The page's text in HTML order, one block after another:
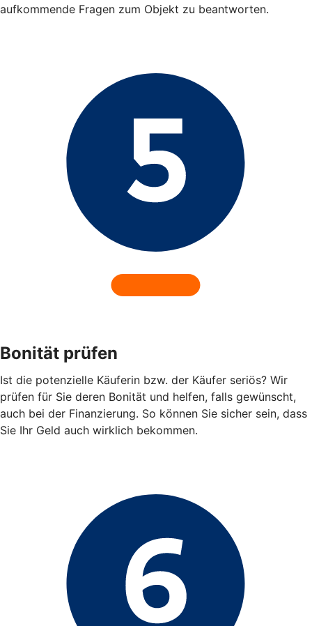
aufkommende Fragen zum Objekt zu beantworten.
Bonität prüfen
Ist die potenzielle Käuferin bzw. der Käufer seriös? Wir
prüfen für Sie deren Bonität und helfen, falls gewünscht,
auch bei der Finanzierung. So können Sie sicher sein, dass
Sie Ihr Geld auch wirklich bekommen.